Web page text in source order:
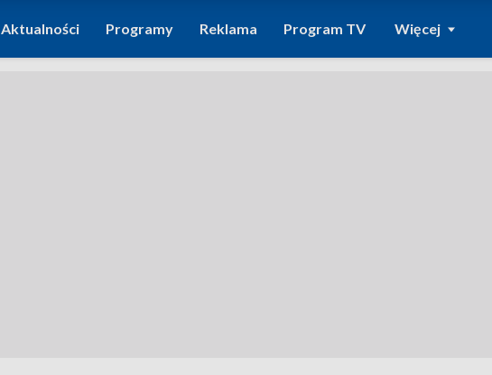
Aktualności Programy Reklama Program TV Więcej